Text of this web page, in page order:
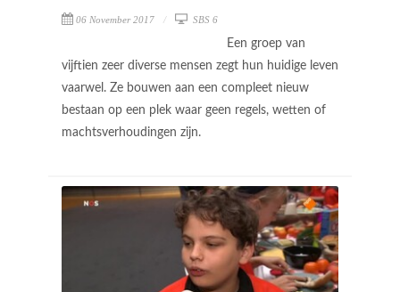
06 November 2017 SBS 6
Een groep van
vijftien zeer diverse mensen zegt hun huidige leven
vaarwel. Ze bouwen aan een compleet nieuw
bestaan op een plek waar geen regels, wetten of
machtsverhoudingen zijn.